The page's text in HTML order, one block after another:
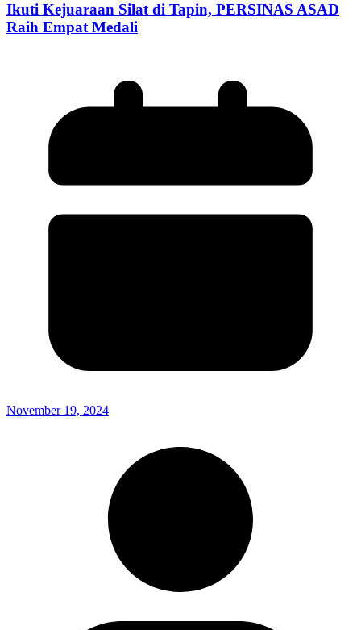
Ikuti Kejuaraan Silat di Tapin, PERSINAS ASAD
Raih Empat Medali
November 19, 2024